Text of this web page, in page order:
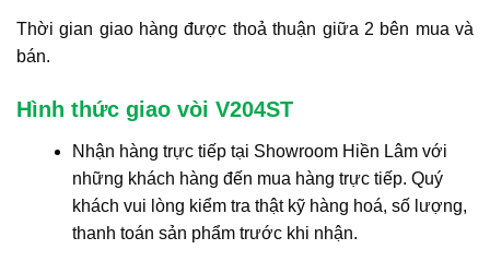
Thời gian giao hàng được thoả thuận giữa 2 bên mua và
bán.
Hình thức giao vòi V204ST
Nhận hàng trực tiếp tại Showroom Hiền Lâm với
những khách hàng đến mua hàng trực tiếp. Quý
khách vui lòng kiểm tra thật kỹ hàng hoá, số lượng,
thanh toán sản phẩm trước khi nhận.